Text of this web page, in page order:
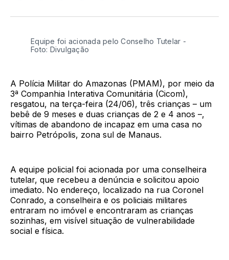
BlueSkyTwitterFacebook
LinkedInWhatsApp
Email
Equipe foi acionada pelo Conselho Tutelar -
Foto: Divulgação
A Polícia Militar do Amazonas (PMAM), por meio da
3ª Companhia Interativa Comunitária (Cicom),
resgatou, na terça-feira (24/06), três crianças – um
bebê de 9 meses e duas crianças de 2 e 4 anos –,
vítimas de abandono de incapaz em uma casa no
bairro Petrópolis, zona sul de Manaus.
A equipe policial foi acionada por uma conselheira
tutelar, que recebeu a denúncia e solicitou apoio
imediato. No endereço, localizado na rua Coronel
Conrado, a conselheira e os policiais militares
entraram no imóvel e encontraram as crianças
sozinhas, em visível situação de vulnerabilidade
social e física.